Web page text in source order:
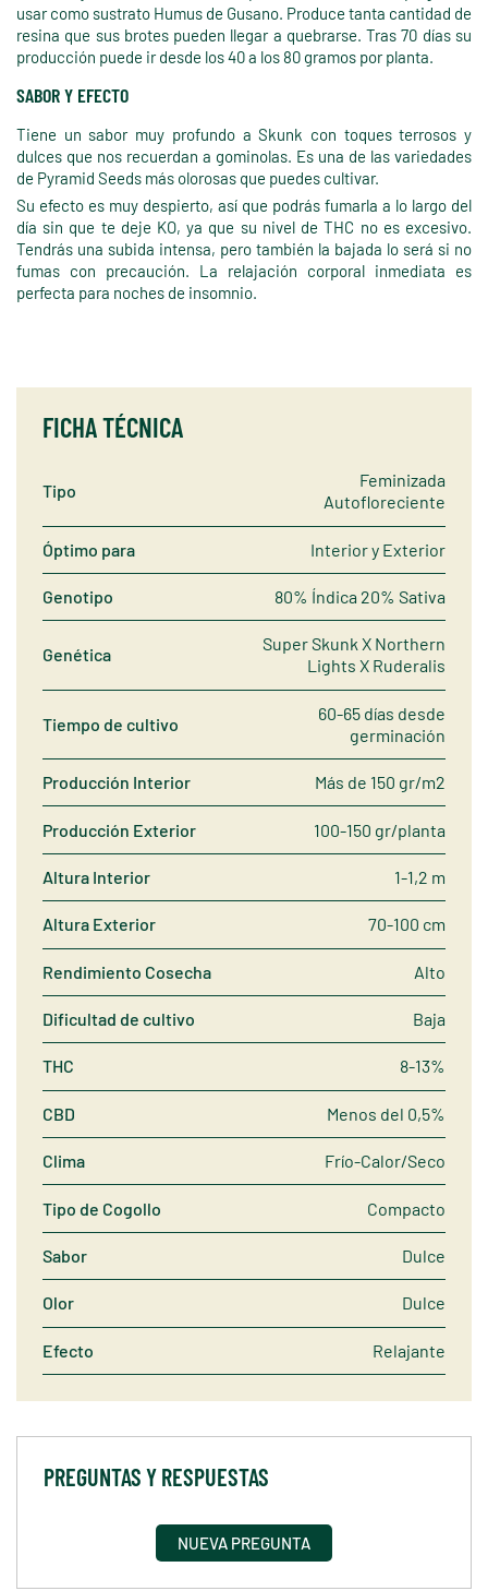
usar como sustrato Humus de Gusano. Produce tanta cantidad de
resina que sus brotes pueden llegar a quebrarse. Tras 70 días su
producción puede ir desde los 40 a los 80 gramos por planta.
SABOR Y EFECTO
Tiene un sabor muy profundo a Skunk con toques terrosos y
dulces que nos recuerdan a gominolas. Es una de las variedades
de Pyramid Seeds más olorosas que puedes cultivar.
Su efecto es muy despierto, así que podrás fumarla a lo largo del
día sin que te deje KO, ya que su nivel de THC no es excesivo.
Tendrás una subida intensa, pero también la bajada lo será si no
fumas con precaución. La relajación corporal inmediata es
perfecta para noches de insomnio.
FICHA TÉCNICA
Tipo
Feminizada
Autofloreciente
Óptimo para Interior y Exterior
Genotipo 80% Índica 20% Sativa
Genética
Super Skunk X Northern
Lights X Ruderalis
Tiempo de cultivo
60-65 días desde
germinación
Producción Interior Más de 150 gr/m2
Producción Exterior 100-150 gr/planta
Altura Interior 1-1,2 m
Altura Exterior 70-100 cm
Rendimiento Cosecha Alto
Dificultad de cultivo Baja
THC 8-13%
CBD Menos del 0,5%
Clima Frío-Calor/Seco
Tipo de Cogollo Compacto
Sabor Dulce
Olor Dulce
Efecto Relajante
PREGUNTAS Y RESPUESTAS
NUEVA PREGUNTA